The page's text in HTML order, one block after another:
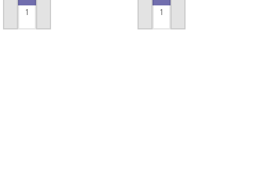
AJOUTER AU PANIER AJOUTER AU PANIER